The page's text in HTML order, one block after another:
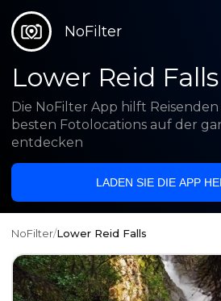
NoFilter
Lower Reid Falls
Die NoFilter App hilft
besten Fotolocations auf der
entdecken
LADEN SIE DIE APP
NoFilter/Lower Reid Falls